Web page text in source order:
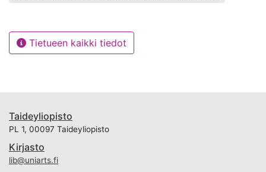
Tietueen kaikki tiedot
Taideyliopisto
PL 1, 00097 Taideyliopisto
Kirjasto
lib@uniarts.fi